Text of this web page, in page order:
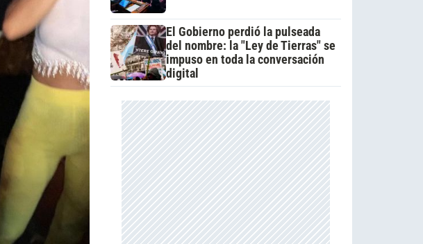
El Gobierno perdió la pulseada
del nombre: la "Ley de Tierras" se
impuso en toda la conversación
digital